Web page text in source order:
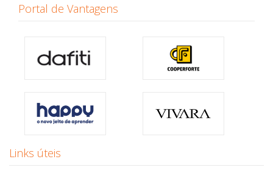
Portal de Vantagens
Links úteis